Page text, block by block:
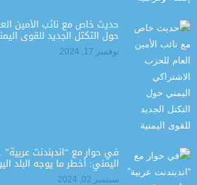
حديث خاص مع نائب الأمين
حول التكتل الجديد للقوى
نوفمبر 17, 2024
في حوار مع “اندبندنت
اليمني: أخطر ما يوجه البلد
سبتمبر 02, 2024